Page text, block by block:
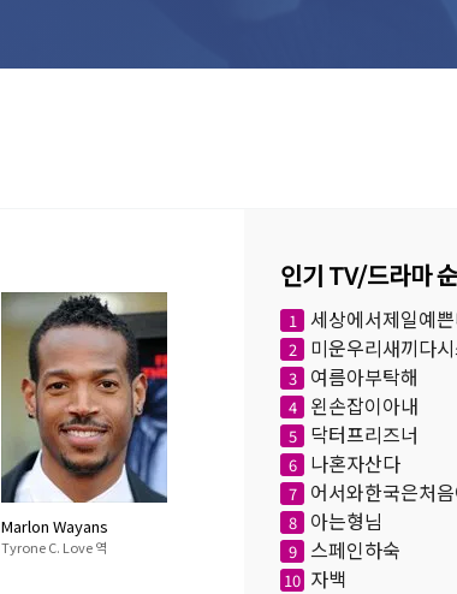
Marlon Wayans
Tyrone C. Love 역
인기 TV/드라마
1 세상에서제일예
2 미운우리새끼다
3 여름아부탁해
4 왼손잡이아내
5 닥터프리즈너
6 나혼자산다
7 어서와한국은처
8 아는형님
9 스페인하숙
10 자백